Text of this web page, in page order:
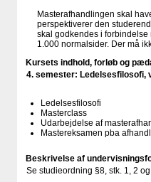
Masterafhandlingen skal
perspektiverer den
skal godkendes i forbindelse
1.000 normalsider. Der må
Kursets indhold, forløb og
4. semester: Ledelsesfilosofi,
Ledelsesfilosofi
Masterclass
Udarbejdelse af
Mastereksamen pba
Beskrivelse af
Se studieordning §8, stk. 1, 2